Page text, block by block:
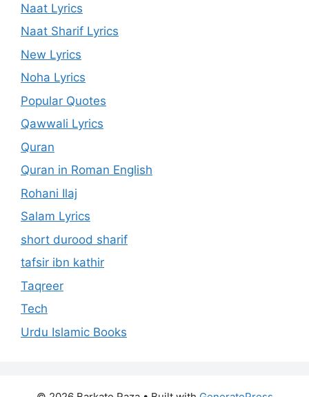
Naat Lyrics
Naat Sharif Lyrics
New Lyrics
Noha Lyrics
Popular Quotes
Qawwali Lyrics
Quran
Quran in Roman English
Rohani Ilaj
Salam Lyrics
short durood sharif
tafsir ibn kathir
Taqreer
Tech
Urdu Islamic Books